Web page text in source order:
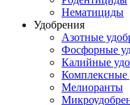
Нематициды
Удобрения
Азотные
Фосфорные
Калийные
Комплексные
Мелиоранты